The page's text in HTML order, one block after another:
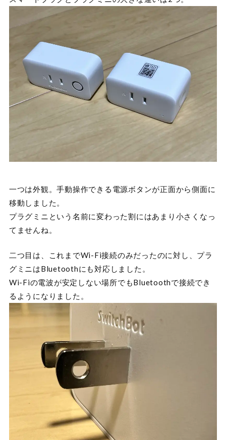
一つは外観。手動操作できる電源ボタンが正面から側面に
移動しました。
プラグミニという名前に変わった割にはあまり小さくなっ
てませんね。
二つ目は、これまでWi-Fi接続のみだったのに対し、プラ
グミニはBluetoothにも対応しました。
Wi-Fiの電波が安定しない場所でもBluetoothで接続でき
るようになりました。